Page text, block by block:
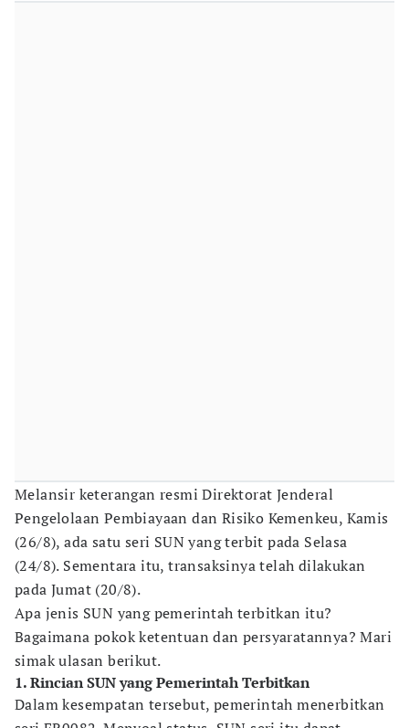
Melansir keterangan resmi Direktorat Jenderal
Pengelolaan Pembiayaan dan Risiko Kemenkeu, Kamis
(26/8), ada satu seri SUN yang terbit pada Selasa
(24/8). Sementara itu, transaksinya telah dilakukan
pada Jumat (20/8).
Apa jenis SUN yang pemerintah terbitkan itu?
Bagaimana pokok ketentuan dan persyaratannya? Mari
simak ulasan berikut.
1. Rincian SUN yang Pemerintah Terbitkan
Dalam kesempatan tersebut, pemerintah menerbitkan